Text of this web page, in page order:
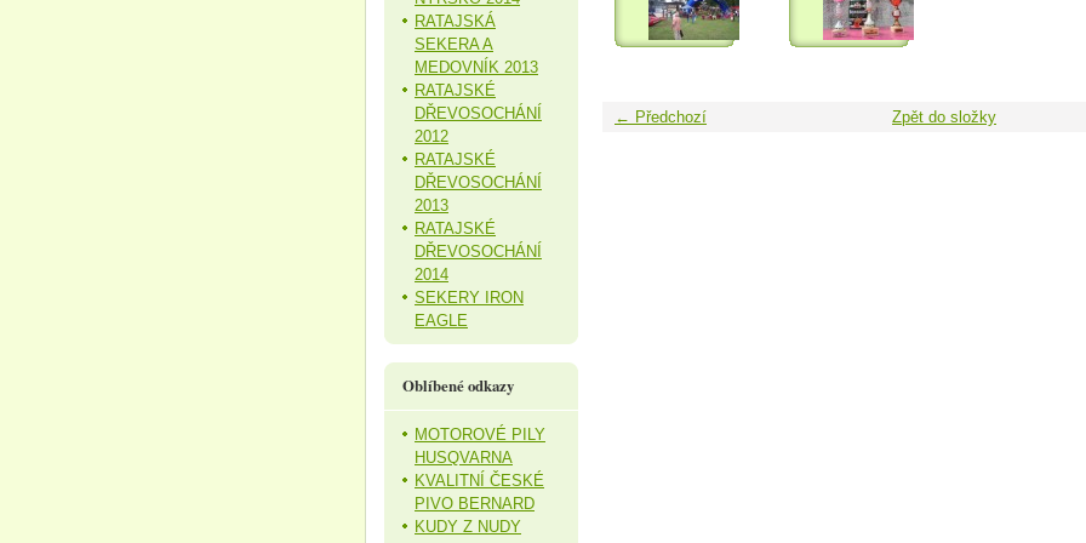
← Předchozí Zpět do složky
RATAJSKÁ
SEKERA A
MEDOVNÍK 2013
RATAJSKÉ
DŘEVOSOCHÁNÍ
2012
RATAJSKÉ
DŘEVOSOCHÁNÍ
2013
RATAJSKÉ
DŘEVOSOCHÁNÍ
2014
SEKERY IRON
EAGLE
Oblíbené odkazy
MOTOROVÉ PILY
HUSQVARNA
KVALITNÍ ČESKÉ
PIVO BERNARD
KUDY Z NUDY